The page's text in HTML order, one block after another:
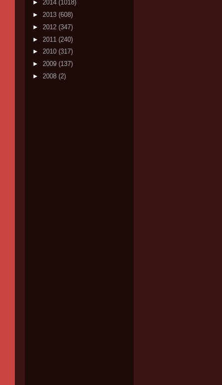
► 2014 (1018)
► 2013 (608)
► 2012 (347)
► 2011 (240)
► 2010 (317)
► 2009 (137)
► 2008 (2)